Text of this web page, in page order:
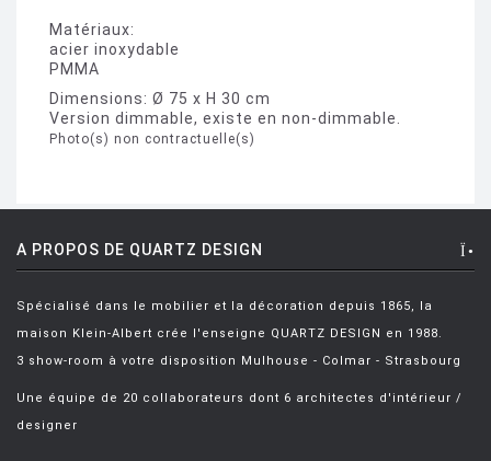
Matériaux:
acier inoxydable
PMMA
Dimensions: Ø 75 x H 30 cm
Version dimmable, existe en non-dimmable.
Photo(s) non contractuelle(s)
A PROPOS DE QUARTZ DESIGN
Spécialisé dans le mobilier et la décoration depuis 1865, la
maison Klein-Albert crée l'enseigne QUARTZ DESIGN en 1988.
3 show-room à votre disposition Mulhouse - Colmar - Strasbourg
Une équipe de 20 collaborateurs dont 6 architectes d'intérieur /
designer